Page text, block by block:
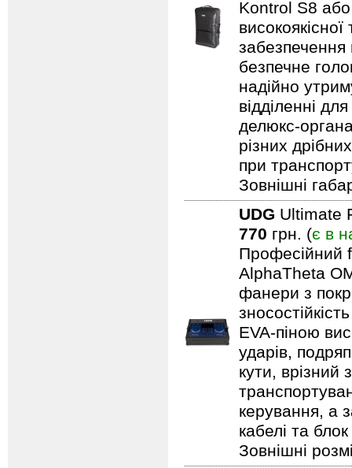
Kontrol S8 або
забезпечення
безпечне
надійно
відділенні
делюкс-
різних
при
Зовнішні
UDG Ultimate
770 грн. (є в
Професійний
AlphaTheta
фанери з
EVA-піною
ударів,
кути,
керування, а
кабелі та
Зовнішні